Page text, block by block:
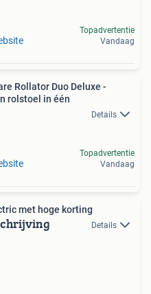
Topadvertentie
Vandaag
Rollator Duo Deluxe -
rolstoel in één
Details
Topadvertentie
Vandaag
met hoge korting
Details